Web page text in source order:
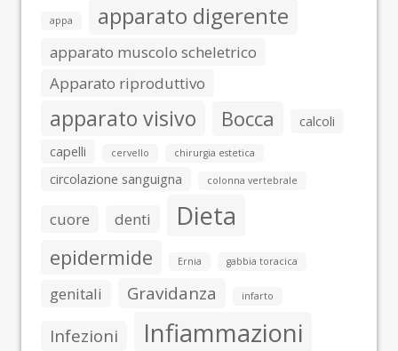
appa apparato digerente
apparato muscolo scheletrico
Apparato riproduttivo
apparato visivo Bocca
calcoli
capelli
cervello chirurgia estetica
circolazione sanguigna colonna vertebrale
cuore denti Dieta
epidermide Ernia gabbia toracica
genitali Gravidanza infarto
Infezioni Infiammazioni